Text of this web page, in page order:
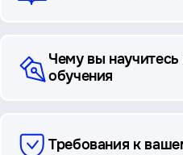
Чему вы научитесь
обучения
Требования к